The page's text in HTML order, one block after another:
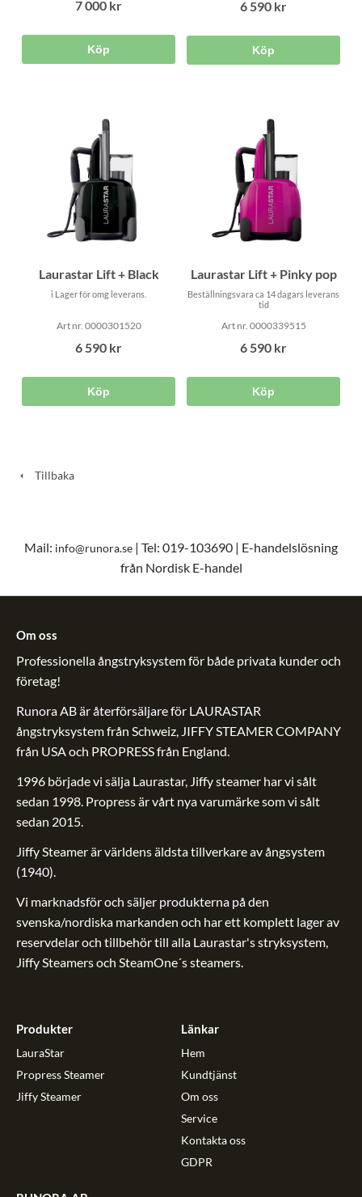
7 000 kr
Köp
6 590 kr
Köp
Laurastar Lift + Black
i Lager för omg leverans.
Art nr. 0000301520
6 590 kr
Köp
Laurastar Lift + Pinky pop
Beställningsvara ca 14 dagars leverans
tid
Art nr. 0000339515
6 590 kr
Köp
Tillbaka
Mail: info@runora.se | Tel: 019-103690 | E-handelslösning
från Nordisk E-handel
Om oss
Professionella ångstryksystem för både privata kunder och
företag!
Runora AB är återförsäljare för LAURASTAR
ångstryksystem från Schweiz, JIFFY STEAMER COMPANY
från USA och PROPRESS från England.
1996 började vi sälja Laurastar, Jiffy steamer har vi sålt
sedan 1998. Propress är vårt nya varumärke som vi sålt
sedan 2015.
Jiffy Steamer är världens äldsta tillverkare av ångsystem
(1940).
Vi marknadsför och säljer produkterna på den
svenska/nordiska markanden och har ett komplett lager av
reservdelar och tillbehör till alla Laurastar's stryksystem,
Jiffy Steamers och SteamOne´s steamers.
Produkter
LauraStar
Propress Steamer
Jiffy Steamer
Länkar
Hem
Kundtjänst
Om oss
Service
Kontakta oss
GDPR